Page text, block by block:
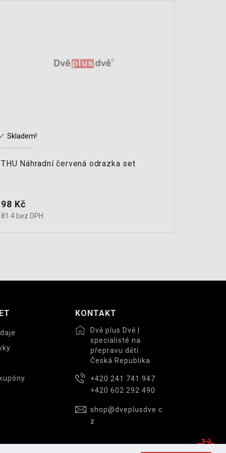
Skladem!
THU Náhradní červená odrazka set
Cena
98 Kč
81.4 bez DPH
KONTAKT
Dvě plus Dvě |
specialisté na
přepravu dětí
Česká Republika
+420 241 741 947
+420 602 292 490
shop@dveplusdve.c
z